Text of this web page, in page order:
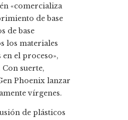
«comercializa
de base
de base
los materiales
el proceso»,
suerte,
Phoenix lanzar
vírgenes.
de plásticos